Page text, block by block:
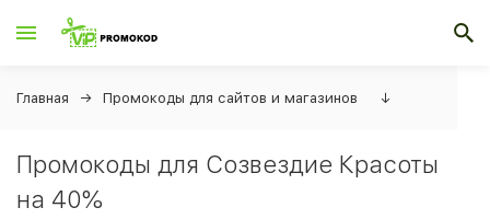
Главная Промокоды для сайтов и магазинов ↓
Промокоды для Созвездие Красоты
на 40%